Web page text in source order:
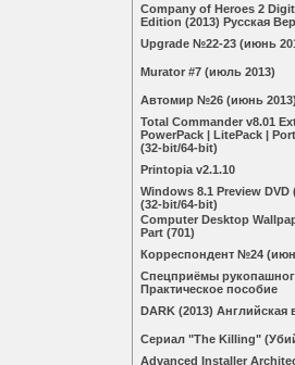
Company of Heroes 2
Edition (2013) Русская
Upgrade №22-23 (июнь
Murator #7 (июль 2013)
Автомир №26 (июнь
Total Commander v8.01
PowerPack | LitePack |
(32-bit/64-bit)
Printopia v2.1.10
Windows 8.1 Preview DVD
(32-bit/64-bit)
Computer Desktop
Part (701)
Корреспондент №24
Спецприёмы
Практическое пособие
DARK (2013) Английская
Сериал "The Killing"
Advanced Installer